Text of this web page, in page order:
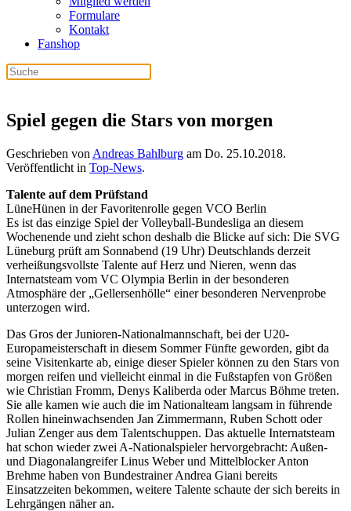
Formulare
Kontakt
Fanshop
Spiel gegen die Stars von morgen
Geschrieben von Andreas Bahlburg am Do. 25.10.2018.
Veröffentlicht in Top-News.
Talente auf dem Prüfstand
LüneHünen in der Favoritenrolle gegen VCO Berlin
Es ist das einzige Spiel der Volleyball-Bundesliga an diesem
Wochenende und zieht schon deshalb die Blicke auf sich: Die SVG
Lüneburg prüft am Sonnabend (19 Uhr) Deutschlands derzeit
verheißungsvollste Talente auf Herz und Nieren, wenn das
Internatsteam vom VC Olympia Berlin in der besonderen
Atmosphäre der „Gellersenhölle“ einer besonderen Nervenprobe
unterzogen wird.
Das Gros der Junioren-Nationalmannschaft, bei der U20-
Europameisterschaft in diesem Sommer Fünfte geworden, gibt da
seine Visitenkarte ab, einige dieser Spieler können zu den Stars von
morgen reifen und vielleicht einmal in die Fußstapfen von Größen
wie Christian Fromm, Denys Kaliberda oder Marcus Böhme treten.
Sie alle kamen wie auch die im Nationalteam langsam in führende
Rollen hineinwachsenden Jan Zimmermann, Ruben Schott oder
Julian Zenger aus dem Talentschuppen. Das aktuelle Internatsteam
hat schon wieder zwei A-Nationalspieler hervorgebracht: Außen-
und Diagonalangreifer Linus Weber und Mittelblocker Anton
Brehme haben von Bundestrainer Andrea Giani bereits
Einsatzzeiten bekommen, weitere Talente schaute der sich bereits in
Lehrgängen näher an.